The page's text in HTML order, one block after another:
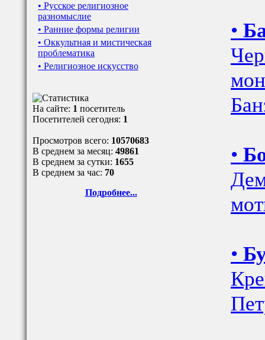
• Русское религиозное
разномыслие
• Ранние формы религии
• Оккультная и мистическая
проблематика
• Религиозное искусство
На сайте: 1 посетитель
Посетителей сегодня: 1
Просмотров всего: 10570683
В среднем за месяц: 49861
В среднем за сутки: 1655
В среднем за час: 70
Подробнее...
•
•
•